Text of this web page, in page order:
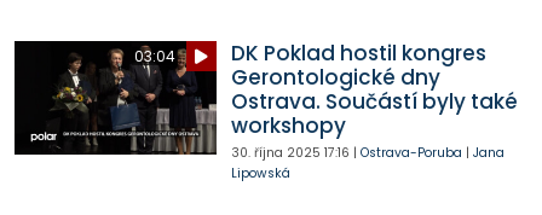
03:04
DK Poklad hostil kongres
Gerontologické dny
Ostrava. Součástí byly také
workshopy
30. října 2025 17:16 | Ostrava-Poruba | Jana
Lipowská